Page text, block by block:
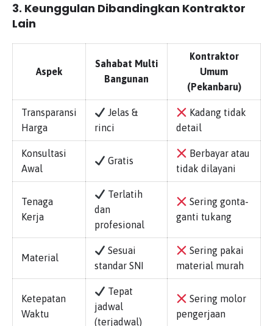
3. Keunggulan Dibandingkan Kontraktor
Lain
Aspek
Sahabat Multi
Bangunan
Kontraktor
Umum
(Pekanbaru)
Transparansi
Harga
Jelas &
rinci
Kadang tidak
detail
Konsultasi
Awal
Gratis
Berbayar atau
tidak dilayani
Tenaga
Kerja
Terlatih
dan
profesional
Sering gonta-
ganti tukang
Material
Sesuai
standar SNI
Sering pakai
material murah
Ketepatan
Waktu
Tepat
jadwal
(terjadwal)
Sering molor
pengerjaan